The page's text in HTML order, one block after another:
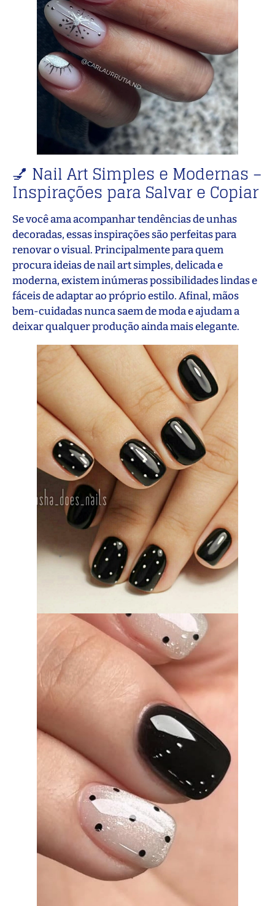
💅 Nail Art Simples e Modernas –
Inspirações para Salvar e Copiar
Se você ama acompanhar tendências de unhas
decoradas, essas inspirações são perfeitas para
renovar o visual. Principalmente para quem
procura ideias de nail art simples, delicada e
moderna, existem inúmeras possibilidades lindas e
fáceis de adaptar ao próprio estilo. Afinal, mãos
bem-cuidadas nunca saem de moda e ajudam a
deixar qualquer produção ainda mais elegante.